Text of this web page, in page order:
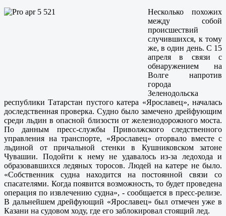
Несколько похожих
между собой
происшествий
случившихся, к тому
же, в один день. С 15
апреля в связи с
обнаружением на
Волге напротив
города
Зеленодольска
республики Татарстан пустого катера «Ярославец», началась
доследственная проверка. Судно было замечено дрейфующим
среди льдин в опасной близости от железнодорожного моста.
По данным пресс-службы Приволжского следственного
управления на транспорте, «Ярославец» оторвало вместе с
льдиной от причальной стенки в Кушниковском затоне
Чувашии. Подойти к нему не удавалось из-за ледохода и
образовавшихся ледяных торосов. Людей на катере не было.
«Собственник судна находится на постоянной связи со
спасателями. Когда появится возможность, то будет проведена
операция по извлечению судна», - сообщается в пресс-релизе.
В дальнейшем дрейфующий «Ярославец» был отмечен уже в
Казани на судовом ходу, где его заблокировал стоящий лед.